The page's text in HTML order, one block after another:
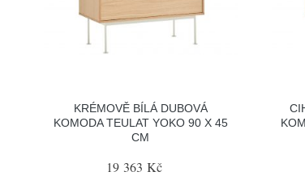
KRÉMOVĚ BÍLÁ DUBOVÁ
KOMODA TEULAT YOKO 90 X 45
CM
19 363 Kč